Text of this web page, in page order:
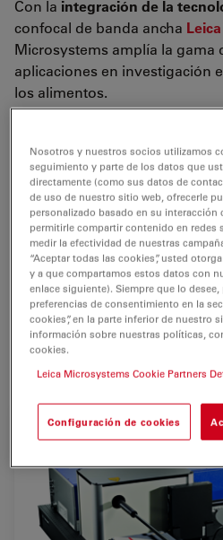
Con la integración de la
confocal de banda ancha
Microsystems amplía la gama
aplicaciones en investigación
los alimentos.
SHG y CARS proporciona
de imágenes de células vivas,
células, tejidos eincluso
vivos aalta velocidad, así
alta resolución.
La técnica CARS apoya
ciencia y tecnología de los
migración de compuestos, la
la influencia de
de los alimentos.
Nosotros y nuestros socios utilizamos
seguimiento y parte de los datos que
directamente (como sus datos de
de uso de nuestro sitio web, ofrecerle
personalizado basado en su
permitirle compartir contenido en redes
medir la efectividad de nuestras
“Aceptar todas las cookies”, usted
y a que compartamos estos datos con
enlace siguiente). Siempre que lo
preferencias de consentimiento en la
cookies”, en la parte inferior de nuestro
información sobre nuestras políticas,
cookies.
Leica Microsystems Cookie Partners
Configuración de cookies